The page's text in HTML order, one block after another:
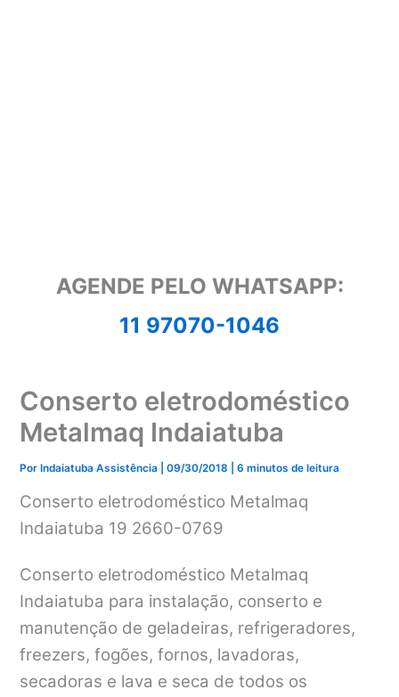
AGENDE PELO WHATSAPP:
11 97070-1046
Conserto eletrodoméstico
Metalmaq Indaiatuba
Por Indaiatuba Assistência |09/30/2018 |6 minutos de leitura
Conserto eletrodoméstico Metalmaq
Indaiatuba 19 2660-0769
Conserto eletrodoméstico Metalmaq
Indaiatuba para instalação, conserto e
manutenção de geladeiras, refrigeradores,
freezers, fogões, fornos, lavadoras,
secadoras e lava e seca de todos os